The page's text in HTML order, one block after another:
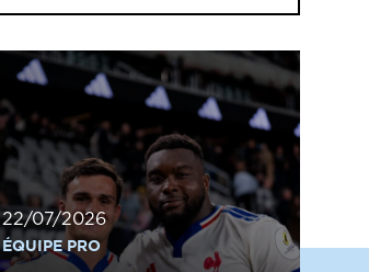
22/07/2026
ÉQUIPE PRO